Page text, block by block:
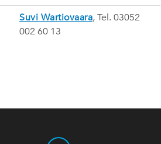
Suvi Wartiovaara, Tel. 03052
002 60 13